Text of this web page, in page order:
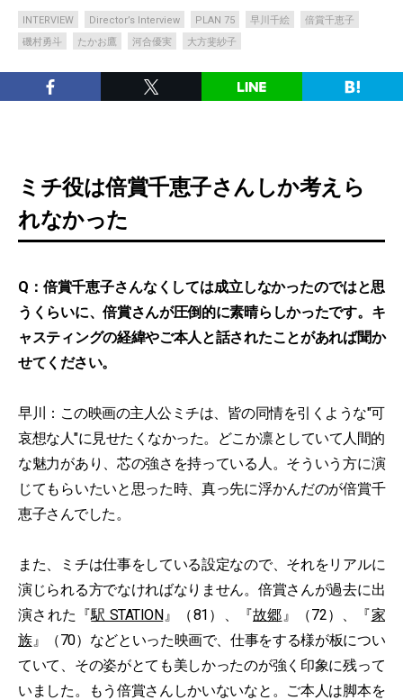
INTERVIEW Director’s Interview PLAN 75 早川千絵
倍賞千恵子
磯村勇斗
たかお鷹 河合優実 大方斐紗子
ミチ役は倍賞千恵子さんしか考えら
れなかった
Q：倍賞千恵子さんなくしては成立しなかったのではと思
うくらいに、倍賞さんが圧倒的に素晴らしかったです。キ
ャスティングの経緯やご本人と話されたことがあれば聞か
せてください。
早川：この映画の主人公ミチは、皆の同情を引くような"可
哀想な人"に見せたくなかった。どこか凛としていて人間的
な魅力があり、芯の強さを持っている人。そういう方に演
じてもらいたいと思った時、真っ先に浮かんだのが倍賞千
恵子さんでした。
また、ミチは仕事をしている設定なので、それをリアルに
演じられる方でなければなりません。倍賞さんが過去に出
演された『駅 STATION』（81）、『故郷』（72）、『家
族』（70）などといった映画で、仕事をする様が板につい
ていて、その姿がとても美しかったのが強く印象に残って
いました。もう倍賞さんしかいないなと。ご本人は脚本を